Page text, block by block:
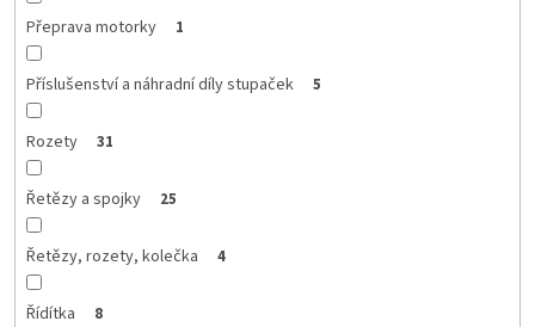
Přeprava motorky 1
Příslušenství a náhradní díly stupaček 5
Rozety 31
Řetězy a spojky 25
Řetězy, rozety, kolečka 4
Řídítka 8